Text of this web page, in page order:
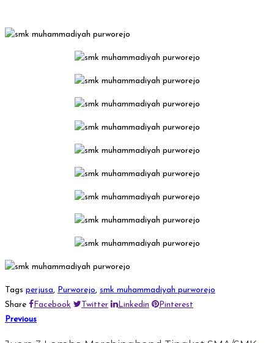
Tags perjusa, Purworejo, smk muhammadiyah purworejo
Share
Facebook Twitter Linkedin
Pinterest
Previous